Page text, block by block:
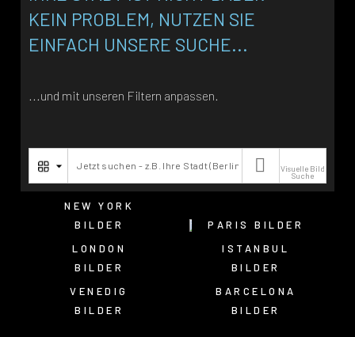
KEIN PROBLEM, NUTZEN SIE
EINFACH UNSERE SUCHE...
...und mit unseren Filtern anpassen.
Visuelle Bild
Suche

NEW YORK
BILDER
PARIS BILDER
LONDON
BILDER
ISTANBUL
BILDER
VENEDIG
BILDER
BARCELONA
BILDER